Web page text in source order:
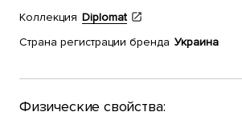
Коллекция Diplomat
Страна регистрации бренда Украина
Физические свойства: